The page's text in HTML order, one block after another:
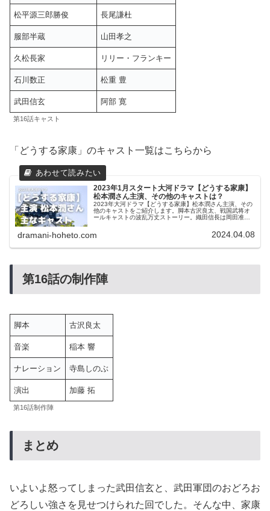
松平源三郎勝俊 長尾謙杜
服部半蔵 山田孝之
久松長家 リリー・フランキー
石川数正 松重 豊
武田信玄 阿部 寛
第16話キャスト
「どうする家康」のキャスト一覧はこちらから
2023年1月スタート大河ドラマ【どうする家康】
松本潤さん主演、その他のキャストは？
2023年大河ドラマ【どうする家康】松本潤さん主演、その
他のキャストをご紹介します。脚本古沢良太、戦国武将オ
ールキャストの波乱万丈ストーリー。織田信長は岡田准
室築山殿には有村架純が出演。主なキャストのプロフィー
ルとコメントを紹介します。
dramani-hoheto.com 2024.04.08
第16話の制作陣
脚本 古沢良太
音楽 稲本 響
ナレーション 寺島しのぶ
演出 加藤 拓
第16話制作陣
まとめ
いよいよ怒ってしまった武田信玄と、武田軍団のおどろお
どろしい強さを見せつけられた回でした。そんな中、家康